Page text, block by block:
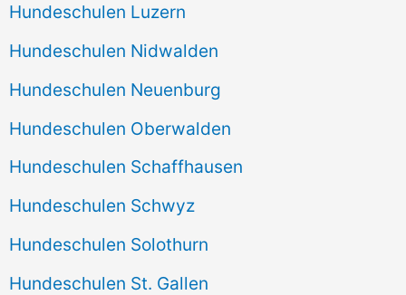
Hundeschulen Luzern
Hundeschulen Nidwalden
Hundeschulen Neuenburg
Hundeschulen Oberwalden
Hundeschulen Schaffhausen
Hundeschulen Schwyz
Hundeschulen Solothurn
Hundeschulen St. Gallen